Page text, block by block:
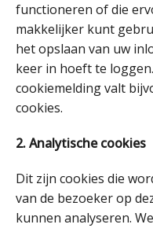
functioneren of die
makkelijker kunt
het opslaan van uw
keer in hoeft te
cookiemelding valt
cookies.
2. Analytische cookies
Dit zijn cookies die
van de bezoeker op
kunnen analyseren.